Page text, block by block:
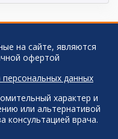
на сайте, являются
офертой
данных
характер и
или альтернативой
консультацией врача.